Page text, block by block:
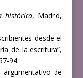
histórica, Madrid,
desde el
de la escritura”,
94.
argumentativo de